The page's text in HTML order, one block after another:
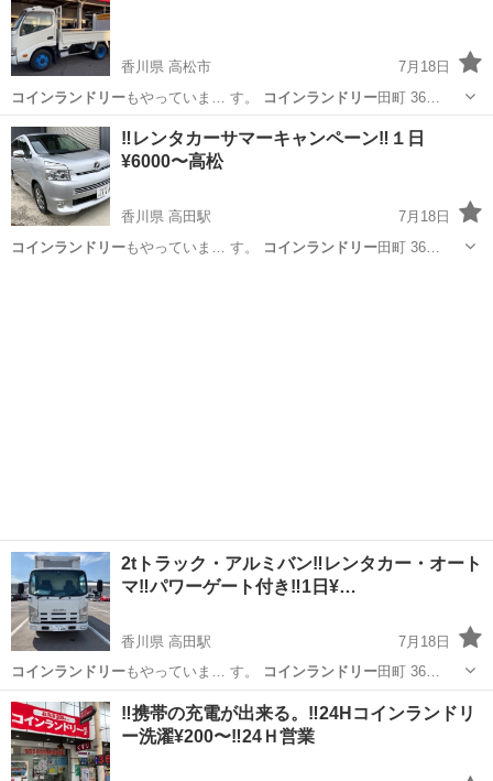
香川県 高松市
7月18日
コインランドリーもやっていま… す。 コインランドリー田町 36…
香川 高松市 引っ越し レンタカー
‼️レンタカーサマーキャンペーン‼️１日
¥6000〜高松
香川県 高田駅
7月18日
コインランドリーもやっていま… す。 コインランドリー田町 36…
2tトラック・アルミバン‼️レンタカー・オート
マ‼️パワーゲート付き‼️1日¥…
香川県 高田駅
7月18日
コインランドリーもやっていま… す。 コインランドリー田町 36…
香川 高松市 高田駅 引っ越し コインランドリー
‼️携帯の充電が出来る。‼️24Hコインランドリ
ー洗濯¥200〜‼️24Ｈ営業